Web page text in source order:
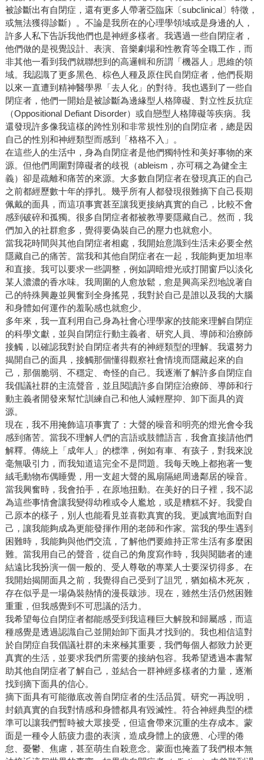
被診斷出有自閉症，還有更多人帶著亞臨床〔subclinical〕特徵，
或無法獲得診斷）。不論是我所在的心理學領域或是身邊的人，
許多人私下告訴我他們也是神經多樣者。我遇過一些自閉症者，
他們做的是視覺設計、表演、音樂劇場和性教育等全職工作，而
非其他一看到我們就聯想到的高邏輯和所謂「機器人」思維的領
域。我認識了更多黑色、棕色人種及原住民自閉症者，他們長期
以來一直遭到精神醫學界「去人化」的對待。我也遇到了一些自
閉症者，他們一開始是被診斷為邊緣型人格障礙、對立性反抗症
（Oppositional Defiant Disorder）或自戀型人格障礙等疾病。我
還發現許多像我這樣的跨性別和非常規性別的自閉症者，總是因
自己的性別和神經類型而感到「格格不入」。
在這些人的生活中，身為自閉症者是他們獨特性和美好事物的來
源。但他們周圍對障礙者的歧視（ableism，亦可稱之為健全主
義）卻是疏離和痛苦的來源。大多數自閉症者在發現真正的自己
之前都經歷數十年的掙扎。幾乎所有人都發現很難摘下自己長期
佩戴的面具，而這項事實甚至讓我更接納真實的自己，比較不會
感到破碎和孤獨。很多自閉症者都被教導要隱藏自己。然而，我
們加入的社群愈多，覺得要偽裝自己的壓力也就愈小。
當我花時間與其他自閉症者相處，我開始意識到生活未必要全然
隱藏自己的痛苦。當我和其他自閉症者在一起，我能夠更加坦率
和直接。我可以要求一些調整，例如調暗燈光或打開窗戶以淡化
某人濃濃的香水味。我周圍的人愈放鬆，愈是興高采烈地說著自
己的特殊興趣並興奮到全身搖晃，我對於自己是誰以及我的大腦
和身體如何運作的羞恥感也就愈少。
多年來，我一直利用自己身為社會心理學家的技能來理解自閉症
的科學文獻，並與自閉症行動主義者、研究人員、導師和治療師
接觸，以確認我對於自閉症者共有的神經類型的理解。我還努力
揭開自己的面具，接觸那個懂得觀察社會情境而隱藏起來的自
己，那個脆弱、不穩定、奇怪的自己。我逐漸了解許多自閉症自
我倡議社群的主流聲音，並且閱讀許多自閉症治療師、導師和行
動主義者開發來幫忙訓練自己和他人減輕壓抑、卸下面具的資
源。
現在，我不用掩飾這項事實了：大聲的噪音和明亮的燈光會令我
感到痛苦。當我不理解人們的言語或肢體語言，我會直接請他們
解釋。傳統上「成年人」的標準，例如有車、有孩子，對我來說
毫無吸引力，而我知道這完全不是問題。我每天晚上都抱著一隻
絨毛動物布偶睡覺，用一支超大聲的風扇隔絕周邊鄰居的噪音。
當我興奮時，我會拍手，在原地扭動。在美好的日子裡，我不認
為這些事情會讓我變得幼稚或令人尷尬，或是糟糕不好。我愛自
己原本的樣子，別人也能看見並喜歡真實的我。更誠實地面對自
己，讓我能夠成為更能發揮作用的老師和作家。當我的學生遇到
困難時，我能夠與他們交流，了解他們要維持正常生活有多麼困
難。當我用自己的聲音，從自己的角度寫作時，我與閱聽者的連
結遠比我扮演一個一般的、受人尊敬的專業人士要深切得多。在
我開始揭開面具之前，我覺得自己受到了詛咒，猶如槁木死灰，
存在似乎是一場偽裝熱情的漫長跋涉。現在，雖然生活仍然困難
重重，但我感覺到不可思議的活力。
我希望每位自閉症者都能感受到我這種巨大解脫和歸屬感，而這
種感覺是透過認識自己並開始卸下面具才找到的。我也相信這對
於自閉症自我倡議社群的未來極其重要，我們每個人都致力於更
真實的生活，並要求我們所需要的接納包容。我希望透過本書幫
助其他自閉症者了解自己，並結合一群神經多樣者的力量，逐漸
找到摘下面具的信心。
摘下面具有可能徹底改善自閉症者的生活品質。研究一再說明，
封鎖真實的自我對情感和身體都具有毀滅性。符合神經典型的標
準可以讓我們暫時被大眾接受，但這會帶來沉重的生存成本。蒙
面是一種令人筋疲力盡的表演，造成身體上的疲憊、心理的倦
怠、憂鬱、焦慮，甚至萌生自殺意念。蒙面也掩蓋了我們根本無